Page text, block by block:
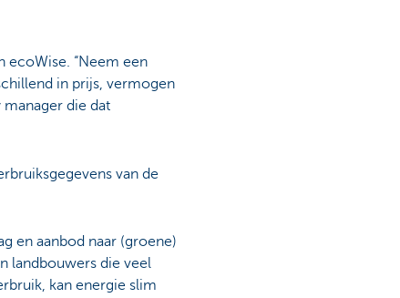
ecoWise. “Neem een
in prijs, vermogen
manager die dat
van de
en aanbod naar (groene)
landbouwers die veel
kan energie slim